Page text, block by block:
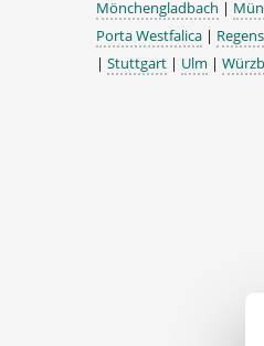
Mönchengladbach |
Porta Westfalica |
| Stuttgart | Ulm |